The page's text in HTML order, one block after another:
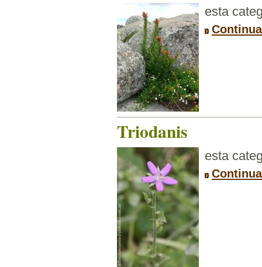
esta
Triodanis
esta